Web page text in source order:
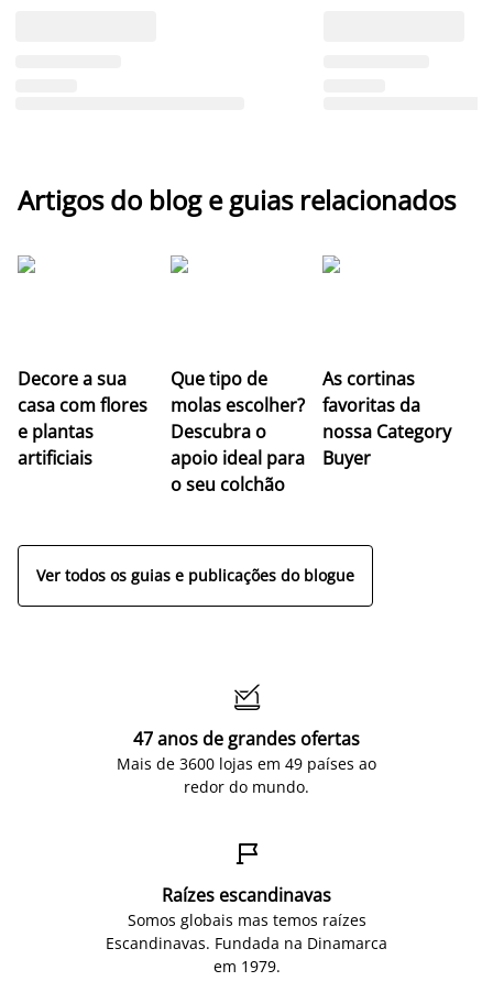
Artigos do blog e guias relacionados
Decore a sua
casa com flores
e plantas
artificiais
Que tipo de
molas escolher?
Descubra o
apoio ideal para
o seu colchão
As cortinas
favoritas da
nossa Category
Buyer
Ver todos os guias e publicações do blogue

47 anos de grandes ofertas
Mais de 3600 lojas em 49 países ao
redor do mundo.

Raízes escandinavas
Somos globais mas temos raízes
Escandinavas. Fundada na Dinamarca
em 1979.